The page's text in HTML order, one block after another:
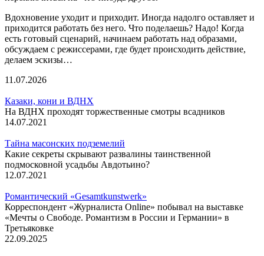
Вдохновение уходит и приходит. Иногда надолго оставляет и
приходится работать без него. Что поделаешь? Надо! Когда
есть готовый сценарий, начинаем работать над образами,
обсуждаем с режиссерами, где будет происходить действие,
делаем эскизы…
11.07.2026
Казаки, кони и ВДНХ
На ВДНХ проходят торжественные смотры всадников
14.07.2021
Тайна масонских подземелий
Какие секреты скрывают развалины таинственной
подмосковной усадьбы Авдотьино?
12.07.2021
Романтический «Gesamtkunstwerk»
Корреспондент «Журналиста Online» побывал на выставке
«Мечты о Свободе. Романтизм в России и Германии» в
Третьяковке
22.09.2025